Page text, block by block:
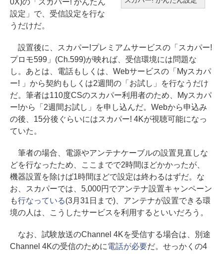
0X)の「スカパー! かんたん
設定」で、受信設定を行な
うだけだ。
設置後に、スカパー!プレミアムサービスの「スカパー!
プロモ599」(Ch.599)が映れば、受信環境には問題な
し。あとは、電話もしくは、Webサービスの「Myスカパ
ー! 」から契約もしくは2週間の「お試し」を行なうだけ
だ。筆者は110度CSのスカパー利用者のため、Myスカパ
ー!から「2週間お試し」を申し込んだ。Webから申込み
の後、15分後ぐらいにはスカパー! 4Kが視聴可能になっ
ていた。
筆者の場合、電源やアンテナケーブルの設置見直しな
どを行なったため、ここまでで2時間ほどかかったが、
機器設置を除けば1時間ほどで設定は終わるはずだ。な
お、スカパーでは、5,000円でアンテナ設置キャンペーン
も行なっている(3月31日まで)、アンテナが設置できる環
境の人は、こうしたサービスを利用するといいだろう。
なお、試験放送のChannel 4Kを受信する場合は、別途
Channel 4Kの受信のために電話が必要だ。せっかくの4